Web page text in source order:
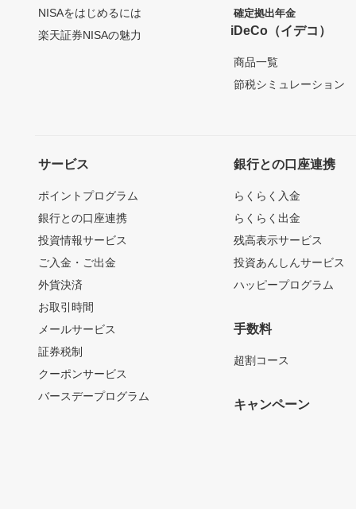
NISAをはじめるには
楽天証券NISAの魅力
確定拠出年金
iDeCo（イデコ）
商品一覧
節税シミュレーション
サービス
ポイントプログラム
銀行との口座連携
投資情報サービス
ご入金・ご出金
外貨決済
お取引時間
メールサービス
証券税制
クーポンサービス
バースデープログラム
銀行との口座連携
らくらく入金
らくらく出金
残高表示サービス
投資あんしんサービス
ハッピープログラム
手数料
超割コース
キャンペーン